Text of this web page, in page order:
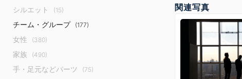
シルエット (15)
チーム・グループ (177)
女性 (380)
家族 (490)
手・足元などパーツ (75)
関連写真